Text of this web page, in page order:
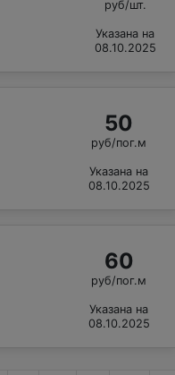
руб/шт.
Указана на
08.10.2025
50
руб/пог.м
Указана на
08.10.2025
60
руб/пог.м
Указана на
08.10.2025